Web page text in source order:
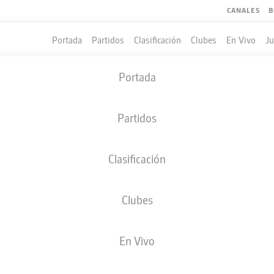
CANALES
Portada Partidos Clasificación Clubes En Vivo
Portada
Partidos
Clasificación
Clubes
En Vivo